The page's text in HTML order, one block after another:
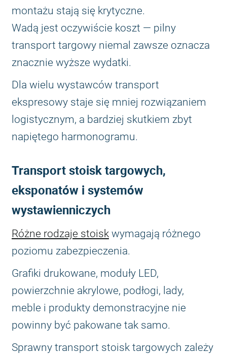
montażu stają się krytyczne.
Wadą jest oczywiście koszt — pilny
transport targowy niemal zawsze oznacza
znacznie wyższe wydatki.
Dla wielu wystawców transport
ekspresowy staje się mniej rozwiązaniem
logistycznym, a bardziej skutkiem zbyt
napiętego harmonogramu.
Transport stoisk targowych,
eksponatów i systemów
wystawienniczych
Różne rodzaje stoisk wymagają różnego
poziomu zabezpieczenia.
Grafiki drukowane, moduły LED,
powierzchnie akrylowe, podłogi, lady,
meble i produkty demonstracyjne nie
powinny być pakowane tak samo.
Sprawny transport stoisk targowych zależy